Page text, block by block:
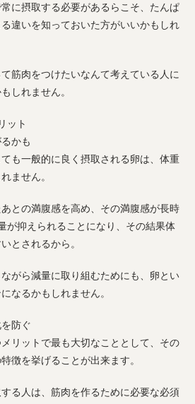
に摂取する必要があるらこそ、たんぱ
る違いを知っておいた方がいいかもしれ
筋肉をつけたいなんて考えている人に
しれません。
ット
かも
も一般的に良く摂取される卵は、体重
ません。
との満腹感を高め、その満腹感が長時
が抑えられることになり、その結果体
とされるから。
がら減量に取り組むためにも、卵とい
なるかもしれません。
防ぐ
リットで最も大切なこととして、その
徴を挙げることが出来ます。
る人は、筋肉を作るために必要な必須